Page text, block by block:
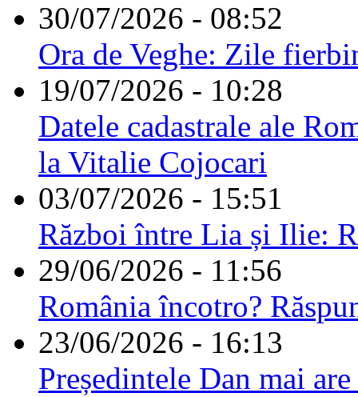
30/07/2026 - 08:52
Ora de Veghe: Zile
19/07/2026 - 10:28
Datele cadastrale ale
la Vitalie Cojocari
03/07/2026 - 15:51
Război între Lia și Ilie:
29/06/2026 - 11:56
România încotro?
23/06/2026 - 16:13
Președintele Dan mai